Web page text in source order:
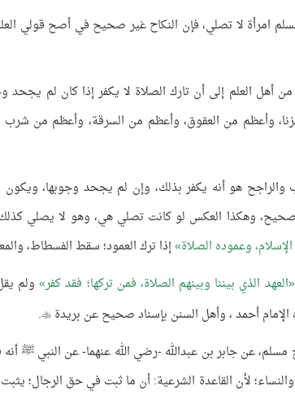
امرأة لا تصلي، فإن النكاح غير صحيح في أصح قولي
أهل العلم إلى أن تارك الصلاة لا يكفر إذا كان لم يجحد
وأعظم من العقوق، وأعظم من السرقة، وأعظم من شرب
والراجح هو أنه يكفر بذلك، وإن لم يجحد وجوبها،
صحيح، وهكذا العكس لو كانت تصلي هي، وهو لا يصلي
وعموده الصلاة إذا ترك العمود؛ سقط الفسطاط،
العهد الذي بيننا وبينهم الصلاة، فمن تركها؛ فقد كفر ولم
أحمد ، وأهل السنن بإسناد صحيح عن بريدة 
.
عن جابر بن عبدالله -رضي الله عنهما- عن النبي ﷺ
لأن القاعدة الشرعية: أن ما ثبت في حق الرجال؛